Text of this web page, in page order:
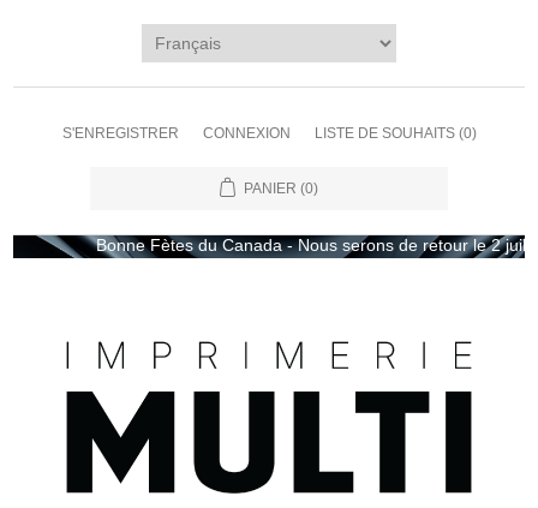
S'ENREGISTRER CONNEXION LISTE DE SOUHAITS (0)
PANIER (0)
Bonne Fètes du Canada - Nous serons de retour le 2 juillet